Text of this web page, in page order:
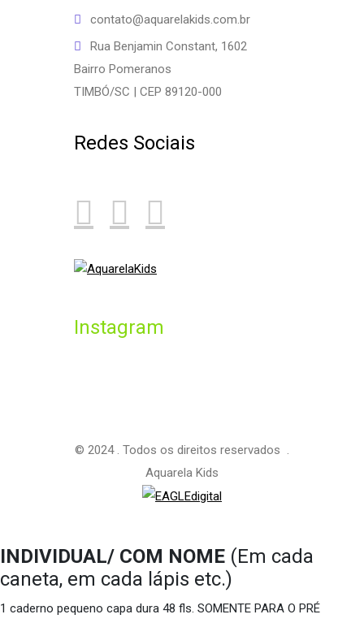
contato@aquarelakids.com.br
Rua Benjamin Constant, 1602
Bairro Pomeranos
TIMBÓ/SC | CEP 89120-000
Redes Sociais
Instagram
© 2024 . Todos os direitos reservados .
Aquarela Kids
INDIVIDUAL/ COM NOME (Em cada
caneta, em cada lápis etc.)
1 caderno pequeno capa dura 48 fls. SOMENTE PARA O PRÉ